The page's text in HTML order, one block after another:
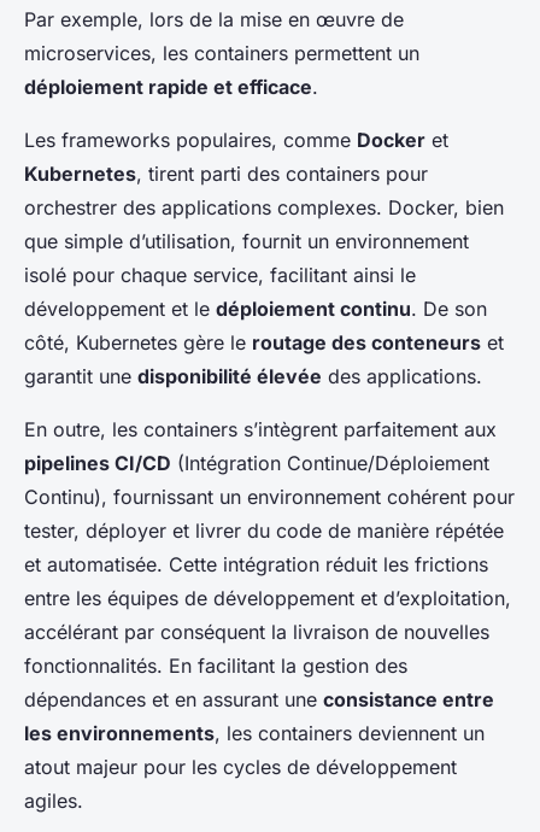
Par exemple, lors de la mise en œuvre de
microservices, les containers permettent un
déploiement rapide et efficace.
Les frameworks populaires, comme Docker et
Kubernetes, tirent parti des containers pour
orchestrer des applications complexes. Docker, bien
que simple d’utilisation, fournit un environnement
isolé pour chaque service, facilitant ainsi le
développement et le déploiement continu. De son
côté, Kubernetes gère le routage des conteneurs et
garantit une disponibilité élevée des applications.
En outre, les containers s’intègrent parfaitement aux
pipelines CI/CD (Intégration Continue/Déploiement
Continu), fournissant un environnement cohérent pour
tester, déployer et livrer du code de manière répétée
et automatisée. Cette intégration réduit les frictions
entre les équipes de développement et d’exploitation,
accélérant par conséquent la livraison de nouvelles
fonctionnalités. En facilitant la gestion des
dépendances et en assurant une consistance entre
les environnements, les containers deviennent un
atout majeur pour les cycles de développement
agiles.